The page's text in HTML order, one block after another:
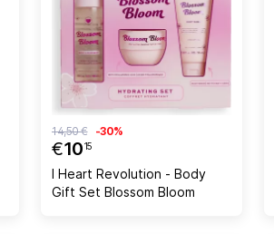
€1015
14,50 € -30%
I Heart Revolution - Body
Gift Set Blossom Bloom